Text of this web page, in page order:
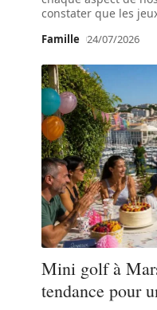
constater que les
Famille 24/07/2026
Mini golf à
tendance pour